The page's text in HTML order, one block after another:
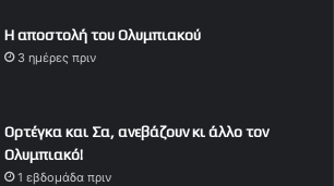
Η αποστολή του Ολυμπιακού
3 ημέρες πριν
Ορτέγκα και Σα, ανεβάζουν κι άλλο τον
Ολυμπιακό!
1 εβδομάδα πριν